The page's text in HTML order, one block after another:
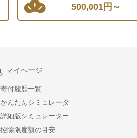
500,001円～
マイページ
寄付履歴一覧
かんたんシミュレータ―
詳細版シミュレーター
控除限度額の目安